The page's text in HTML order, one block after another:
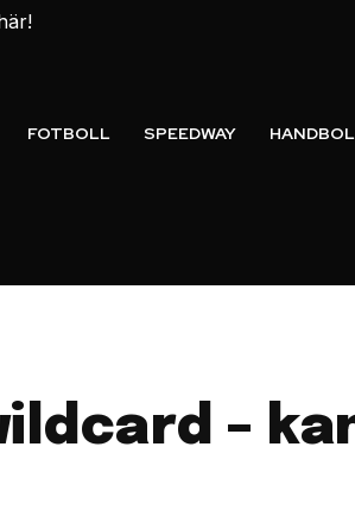
FOTBOLL SPEEDWAY
–